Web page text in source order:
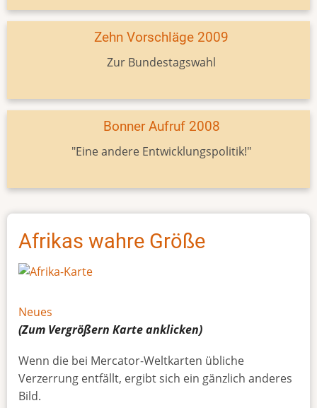
Zehn Vorschläge 2009
Zur Bundestagswahl
Bonner Aufruf 2008
"Eine andere Entwicklungspolitik!"
Afrikas wahre Größe
Neues
(Zum Vergrößern Karteanklicken)
Wenn die bei Mercator-Weltkarten übliche
Verzerrung entfällt, ergibt sich ein gänzlich anderes
Bild.